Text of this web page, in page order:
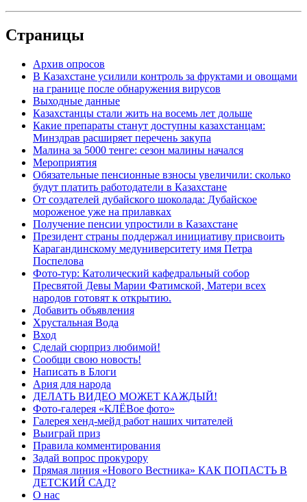
Страницы
Архив опросов
В Казахстане усилили контроль за фруктами и овощами
на границе после обнаружения вирусов
Выходные данные
Казахстанцы стали жить на восемь лет дольше
Какие препараты станут доступны казахстанцам:
Минздрав расширяет перечень закупа
Малина за 5000 тенге: сезон малины начался
Мероприятия
Обязательные пенсионные взносы увеличили: сколько
будут платить работодатели в Казахстане
От создателей дубайского шоколада: Дубайское
мороженое уже на прилавках
Получение пенсии упростили в Казахстане
Президент страны поддержал инициативу присвоить
Карагандинскому медуниверситету имя Петра
Поспелова
Фото-тур: Католический кафедральный собор
Пресвятой Девы Марии Фатимской, Матери всех
народов готовят к открытию.
Добавить объявления
Хрустальная Вода
Вход
Сделай сюрприз любимой!
Сообщи свою новость!
Написать в Блоги
Ария для народа
ДЕЛАТЬ ВИДЕО МОЖЕТ КАЖДЫЙ!
Фото-галерея «КЛЁВое фото»
Галерея хенд-мейд работ наших читателей
Выиграй приз
Правила комментирования
Задай вопрос прокурору
Прямая линия «Нового Вестника» КАК ПОПАСТЬ В
ДЕТСКИЙ САД?
О нас